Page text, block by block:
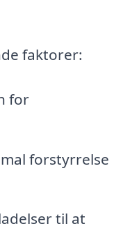
faktorer:
for
forstyrrelse
til at